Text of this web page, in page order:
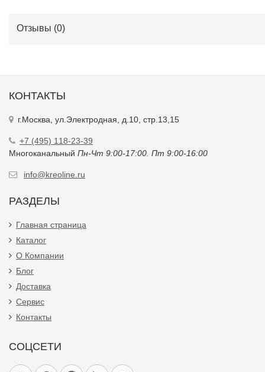
Отзывы (0)
КОНТАКТЫ
г.Москва, ул.Электродная, д.10, стр.13,15
+7 (495) 118-23-39
Многоканальный Пн-Чт 9:00-17:00. Пт 9:00-16:00
info@kreoline.ru
РАЗДЕЛЫ
Главная страница
Каталог
О Компании
Блог
Доставка
Сервис
Контакты
СОЦСЕТИ